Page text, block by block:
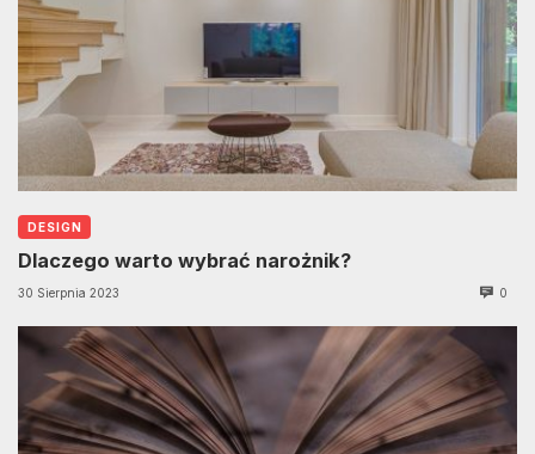
DESIGN
Dlaczego warto wybrać narożnik?
30 Sierpnia 2023 0